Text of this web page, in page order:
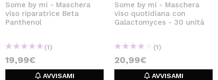
Some by mi - Maschera
viso riparatrice Beta
Panthenol
(1)
19,99€
AVVISAMI
Some by mi - Maschera
viso quotidiana con
Galactomyces - 30 unità
(1)
20,99€
AVVISAMI